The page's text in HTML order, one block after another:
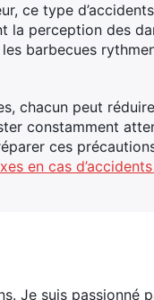
ce type
la perception des
barbecues
chacun peut
constamment
ces
en cas
Je suis passionné